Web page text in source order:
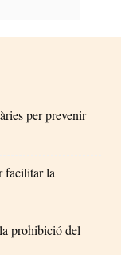
per prevenir
facilitar la
prohibició del